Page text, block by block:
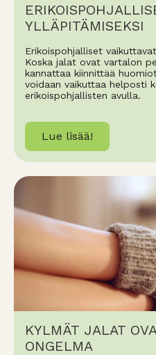
YLLÄPITÄMISEKSI
Erikoispohjalliset
Koska jalat ovat vartalon
kannattaa kiinnittää
voidaan vaikuttaa helposti
erikoispohjallisten avulla.
Lue lisää!
KYLMÄT JALAT
ONGELMA